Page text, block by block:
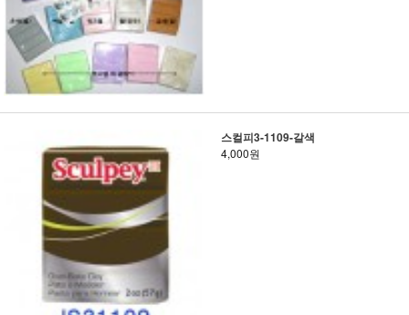
스컬피3-1109-갈색
4,000원